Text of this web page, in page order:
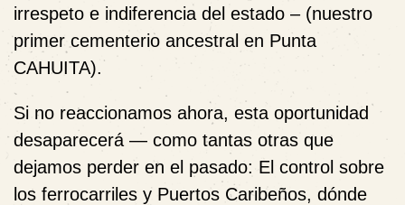
irrespeto e indiferencia del estado – (nuestro
primer cementerio ancestral en Punta
CAHUITA).
Si no reaccionamos ahora, esta oportunidad
desaparecerá — como tantas otras que
dejamos perder en el pasado: El control sobre
los ferrocarriles y Puertos Caribeños, dónde